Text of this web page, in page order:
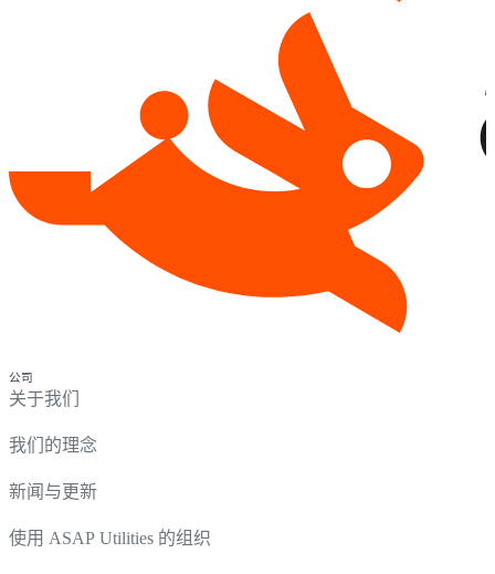
公司
关于我们
我们的理念
新闻与更新
使用 ASAP Utilities 的组织